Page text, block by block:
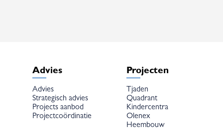
Advies
Advies
Strategisch advies
Projects aanbod
Projectcoördinatie
Projecten
Tjaden
Quadrant
Kindercentra
Olenex
Heembouw